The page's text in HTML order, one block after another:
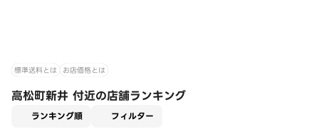
標準送料とは お店価格とは
高松町新井 付近の店舗ランキング
ランキング順 フィルター